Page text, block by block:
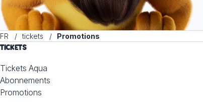
FR tickets Promotions
TICKETS
Tickets Aqua
Abonnements
Promotions